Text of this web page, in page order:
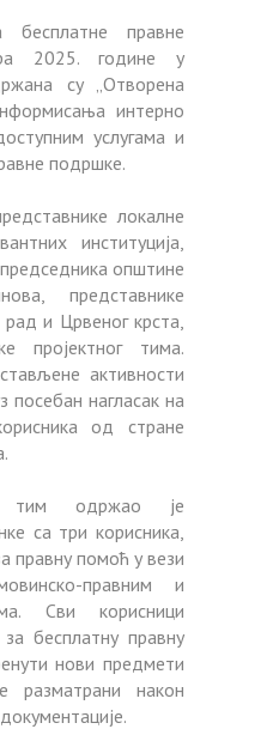
бесплатне правне
2025. године у
су „Отворена
интерно
услугама и
подршке.
локалне
институција,
општине
представнике
и Црвеног крста,
пројектног тима.
активности
посебан нагласак на
од стране
тим одржао је
са три корисника,
правну помоћ у вези
правним и
Сви корисници
бесплатну правну
нови предмети
након